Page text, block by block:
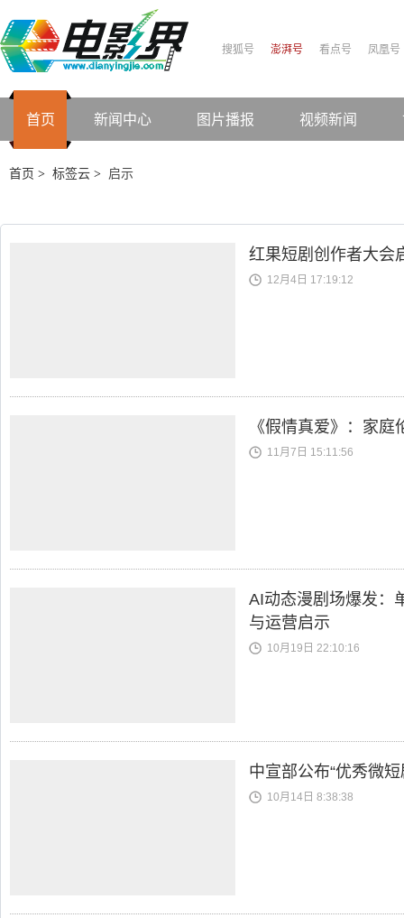
搜狐号 澎湃号 看点号 凤凰号
首页 新闻中心 图片播报 视频新闻
首页 > 标签云 > 启示
红果短剧创作者大会
12月4日 17:19:12
《假情真爱》：家
11月7日 15:11:56
AI动态漫剧场爆发：
与运营启示
10月19日 22:10:16
中宣部公布“优秀微
10月14日 8:38:38